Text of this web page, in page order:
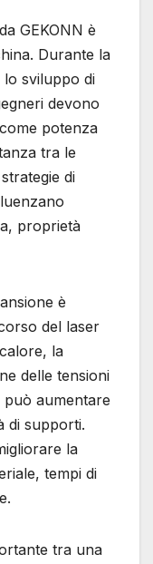
GEKONN è
Durante la
lo sviluppo di
devono
potenza
tra le
di
proprietà
è
del laser
la
delle tensioni
può aumentare
di supporti.
la
tempi di
tra una